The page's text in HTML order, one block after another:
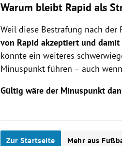
Warum bleibt Rapid als
Weil diese Bestrafung nach
von Rapid akzeptiert und
könnte ein weiteres
Minuspunkt führen – auch
Gültig wäre der Minuspunkt
Zur Startseite Mehr aus